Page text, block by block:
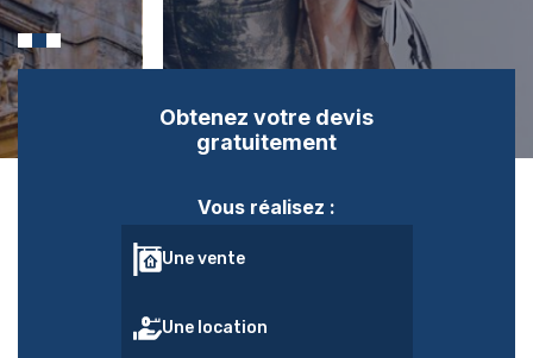
Obtenez votre devis
gratuitement
Vous réalisez :
Une vente
Une location